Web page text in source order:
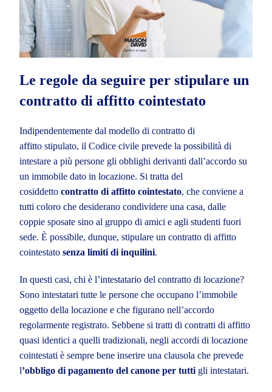
Le regole da seguire per stipulare un
contratto di affitto cointestato
Indipendentemente dal modello di contratto di
affitto stipulato, il Codice civile prevede la possibilità di
intestare a più persone gli obblighi derivanti dall’accordo su
un immobile dato in locazione. Si tratta del
cosiddetto contratto di affitto cointestato, che conviene a
tutti coloro che desiderano condividere una casa, dalle
coppie sposate sino al gruppo di amici e agli studenti fuori
sede. È possibile, dunque, stipulare un contratto di affitto
cointestato senza limiti di inquilini.
In questi casi, chi è l’intestatario del contratto di locazione?
Sono intestatari tutte le persone che occupano l’immobile
oggetto della locazione e che figurano nell’accordo
regolarmente registrato. Sebbene si tratti di contratti di affitto
quasi identici a quelli tradizionali, negli accordi di locazione
cointestati è sempre bene inserire una clausola che prevede
l’obbligo di pagamento del canone per tutti gli intestatari.